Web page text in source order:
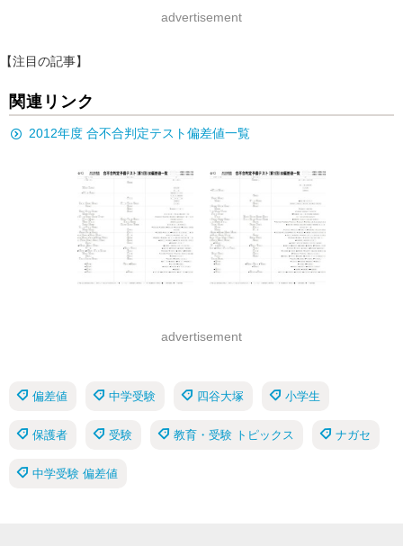
advertisement
【注目の記事】
関連リンク
2012年度 合不合判定テスト偏差値一覧
advertisement
偏差値 中学受験 四谷大塚 小学生
保護者 受験 教育・受験 トピックス ナガセ
中学受験 偏差値